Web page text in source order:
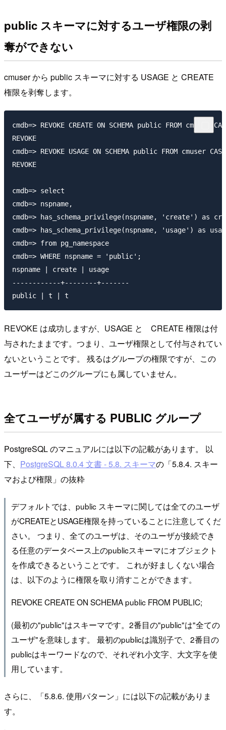
public スキーマに対するユーザ権限の剥
奪ができない
cmuser から public スキーマに対する USAGE と CREATE
権限を剥奪します。
cmdb=> REVOKE CREATE ON SCHEMA public FROM cmuser
REVOKE
cmdb=> REVOKE USAGE ON SCHEMA public FROM cmuser
REVOKE
cmdb=> select
cmdb=> nspname,
cmdb=> has_schema_privilege(nspname, 'create') as
cmdb=> has_schema_privilege(nspname, 'usage') as
cmdb=> from pg_namespace
cmdb=> WHERE nspname = 'public';
nspname | create | usage
------------+--------+-------
REVOKE は成功しますが、USAGE と CREATE 権限は付
与されたままです。つまり、ユーザ権限として付与されてい
ないということです。 残るはグループの権限ですが、この
ユーザーはどこのグループにも属していません。
全てユーザが属する PUBLIC グループ
PostgreSQL のマニュアルには以下の記載があります。 以
下、 PostgreSQL 8.0.4 文書 - 5.8. スキーマの「5.8.4. スキー
マおよび権限」の抜粋
デフォルトでは、public スキーマに関しては全てのユーザ
がCREATEとUSAGE権限を持っていることに注意してくだ
さい。 つまり、全てのユーザは、そのユーザが接続でき
る任意のデータベース上のpublicスキーマにオブジェクト
を作成できるということです。 これが好ましくない場合
は、以下のように権限を取り消すことができます。
REVOKE CREATE ON SCHEMA public FROM PUBLIC;
(最初の"public"はスキーマです。2番目の"public"は"全ての
ユーザ"を意味します。 最初のpublicは識別子で、2番目の
publicはキーワードなので、それぞれ小文字、大文字を使
用しています。
さらに、「5.8.6. 使用パターン」には以下の記載がありま
す。